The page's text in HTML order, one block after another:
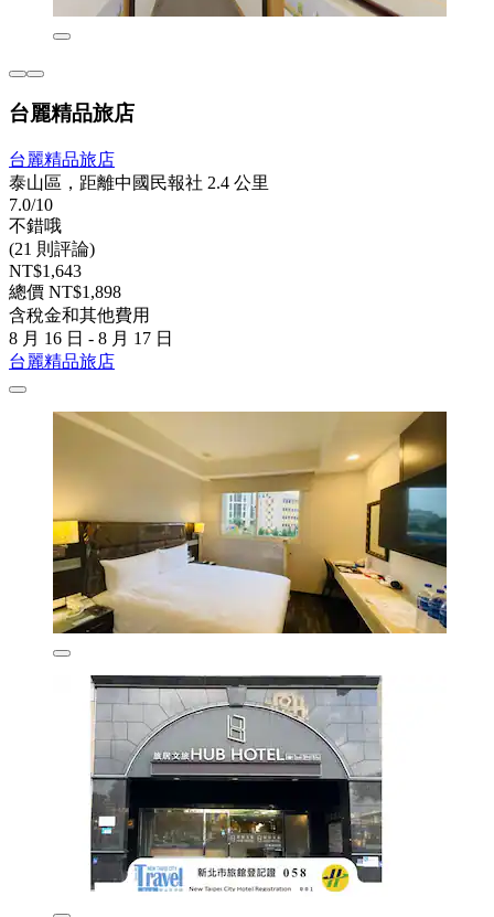
台麗精品旅店
台麗精品旅店
泰山區，距離中國民報社 2.4 公里
7.0/10
不錯哦
(21 則評論)
NT$1,643
總價 NT$1,898
含稅金和其他費用
8 月 16 日 - 8 月 17 日
台麗精品旅店